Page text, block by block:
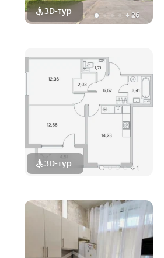
3D-тур + 26
3D-тур + 1